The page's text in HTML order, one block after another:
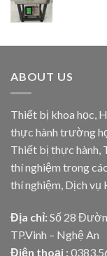
ABOUT US
Thiết bị khoa học,
thực hành trường
Thiết bị thực hành,
thí nghiệm trong
thí nghiệm, Dịch vụ
Địa chỉ: Số 28
TP.Vinh – Nghệ An
Điện thoại :